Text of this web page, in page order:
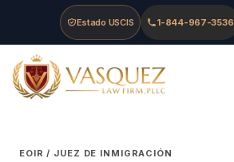
Skip to main content
Skip to navigation
Skip to footer
Estado USCIS 1-844-967-3536
Vasquez Law Firm - Home
EOIR / JUEZ DE INMIGRACIÓN